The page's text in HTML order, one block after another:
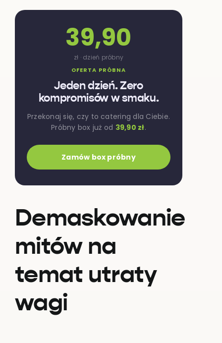
OFERTA PRÓBNA
Jeden dzień. Zero
kompromisów w smaku.
Przekonaj się, czy to catering dla Ciebie.
Próbny box już od 39,90 zł.
Zamów box próbny
39,90
zł · dzień próbny
Demaskowanie
mitów na
temat utraty
wagi